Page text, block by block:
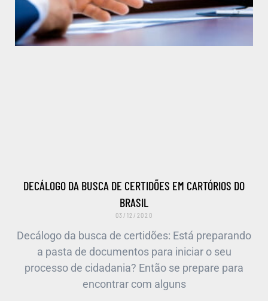
DECÁLOGO DA BUSCA DE CERTIDÕES EM CARTÓRIOS DO
BRASIL
03/12/2020
Decálogo da busca de certidões: Está preparando
a pasta de documentos para iniciar o seu
processo de cidadania? Então se prepare para
encontrar com alguns